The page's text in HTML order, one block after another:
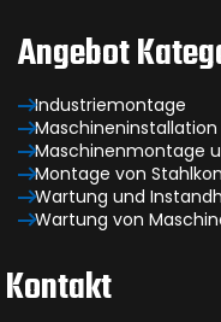
Angebot
Industriemontage
Maschinenmontage
Montage von
Wartung und
Wartung von
Kontakt